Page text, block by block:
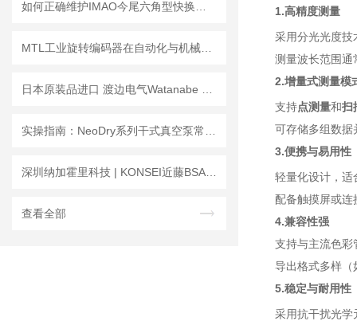
查看全部
1.高精度测量
采用分光光度技
测量波长范围通
2.增量式测量模
支持点测量和扫
可存储多组数据
3.便携与易用性
轻量化设计，适
配备触摸屏或连
4.兼容性强
支持与主流色彩
导出格式多样（
5.稳定与耐用性
采用抗干扰光学